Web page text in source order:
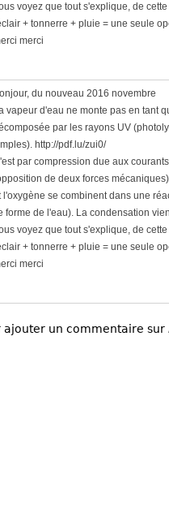
voyez que tout s'explique, de
+ tonnerre + pluie = une seule
merci
du nouveau 2016 novembre
vapeur d'eau ne monte pas en tant
par les rayons UV
http://pdf.lu/zui0/
par compression due aux
de deux forces
l'oxygène se combinent dans une
forme de l'eau). La condensation
voyez que tout s'explique, de
+ tonnerre + pluie = une seule
merci
ajouter un commentaire sur